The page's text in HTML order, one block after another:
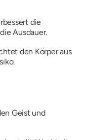
die
Ausdauer.
den Körper aus
Geist und